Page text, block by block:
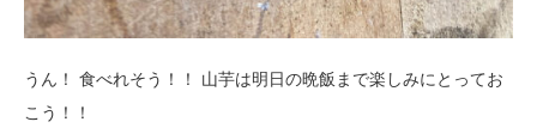
うん！ 食べれそう！！ 山芋は明日の晩飯まで楽しみにとってお
こう！！